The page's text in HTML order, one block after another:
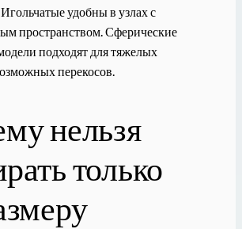
удобны в узлах с
пространством. Сферические
подходят для тяжелых
перекосов.
нельзя
только